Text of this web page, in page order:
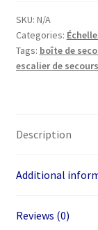
Murale
8m
-
Échelle
quantity
SKU: N/A
Categories:
Tags: boîte de
escalier de
Description
Additional
Reviews (0)